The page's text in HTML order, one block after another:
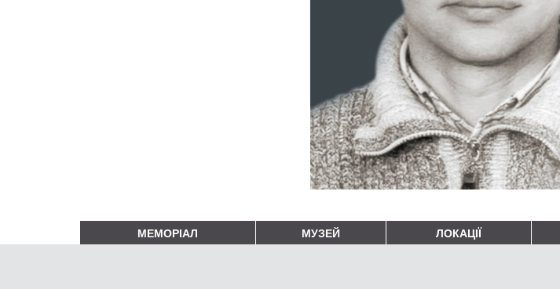
МЕМОРІАЛ МУЗЕЙ ЛОКАЦІЇ